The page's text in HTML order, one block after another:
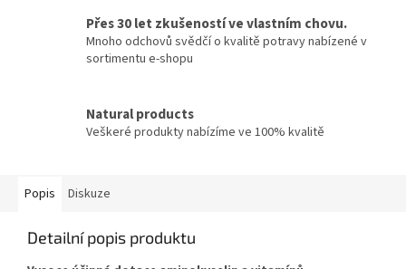
Přes 30 let zkušeností ve vlastním chovu.
Mnoho odchovů svědčí o kvalitě potravy nabízené v
sortimentu e-shopu
Natural products
Veškeré produkty nabízíme ve 100% kvalitě
Popis Diskuze
Detailní popis produktu